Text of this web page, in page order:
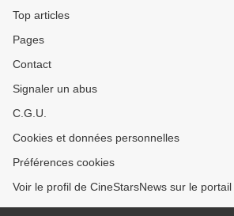
Top articles
Pages
Contact
Signaler un abus
C.G.U.
Cookies et données personnelles
Préférences cookies
Voir le profil de CineStarsNews sur le